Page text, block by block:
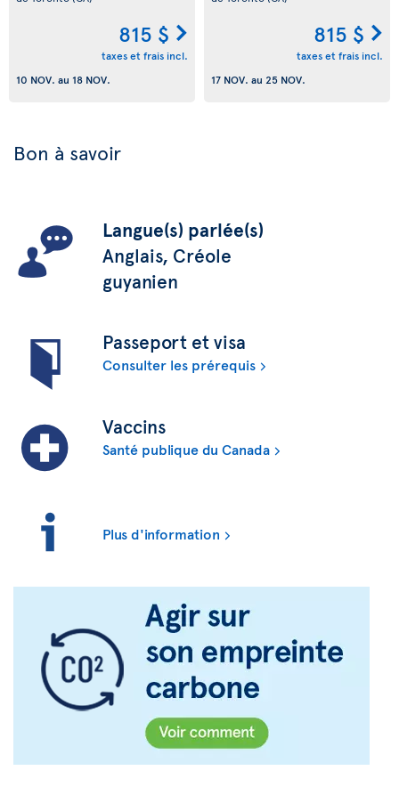
815 $
taxes et frais incl.
10 NOV. au 18 NOV.
815 $
taxes et frais incl.
17 NOV. au 25 NOV.
Bon à savoir
Langue(s) parlée(s)
Anglais, Créole
guyanien
Passeport et visa
Consulter les prérequis
Vaccins
Santé publique du Canada
Plus d'information